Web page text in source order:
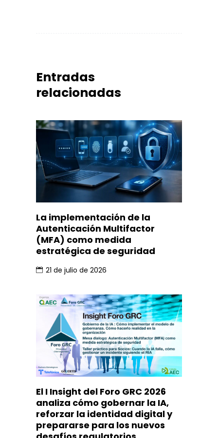
Entradas
relacionadas
La implementación de la
Autenticación Multifactor
(MFA) como medida
estratégica de seguridad
21 de julio de 2026
El I Insight del Foro GRC 2026
analiza cómo gobernar la IA,
reforzar la identidad digital y
prepararse para los nuevos